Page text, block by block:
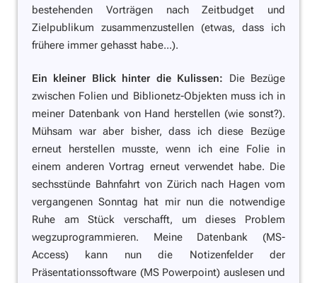
bestehenden Vorträgen nach Zeitbudget und
Zielpublikum zusammenzustellen (etwas, dass ich
frühere immer gehasst habe...).
Ein kleiner Blick hinter die Kulissen: Die Bezüge
zwischen Folien und Biblionetz-Objekten muss ich in
meiner Datenbank von Hand herstellen (wie sonst?).
Mühsam war aber bisher, dass ich diese Bezüge
erneut herstellen musste, wenn ich eine Folie in
einem anderen Vortrag erneut verwendet habe. Die
sechsstünde Bahnfahrt von Zürich nach Hagen vom
vergangenen Sonntag hat mir nun die notwendige
Ruhe am Stück verschafft, um dieses Problem
wegzuprogrammieren. Meine Datenbank (MS-
Access) kann nun die Notizenfelder der
Präsentationssoftware (MS Powerpoint) auslesen und